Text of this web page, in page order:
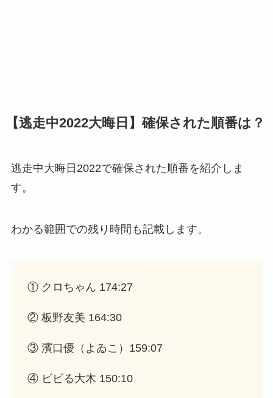
【逃走中2022大晦日】確保された順番は？
逃走中大晦日2022で確保された順番を紹介しま
す。
わかる範囲での残り時間も記載します。
① クロちゃん 174:27
② 板野友美 164:30
③ 濱口優（よゐこ）159:07
④ ビビる大木 150:10